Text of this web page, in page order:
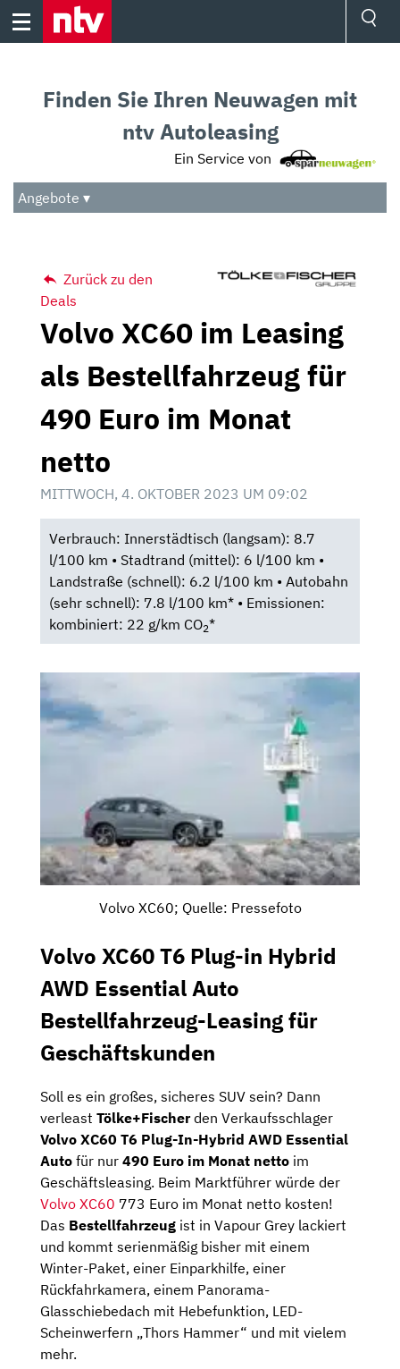
Skip
Audio
Das Beste
Finden Sie Ihren Neuwagen mit
ntv Autoleasing
Ein Service von
Angebote ▾
Zurück zu den
Deals
Volvo XC60 im Leasing
als Bestellfahrzeug für
490 Euro im Monat
netto
MITTWOCH, 4. OKTOBER 2023 UM 09:02
Verbrauch: Innerstädtisch (langsam): 8.7
l/100 km • Stadtrand (mittel): 6 l/100 km •
Landstraße (schnell): 6.2 l/100 km • Autobahn
(sehr schnell): 7.8 l/100 km* • Emissionen:
kombiniert: 22 g/km CO2*
Volvo XC60; Quelle: Pressefoto
Volvo XC60 T6 Plug-in Hybrid
AWD Essential Auto
Bestellfahrzeug-Leasing für
Geschäftskunden
Soll es ein großes, sicheres SUV sein? Dann
verleast Tölke+Fischerden Verkaufsschlager
Volvo XC60 T6 Plug-In-Hybrid AWD Essential
Auto für nur 490 Euro im Monat netto im
Geschäftsleasing. Beim Marktführer würde der
Volvo XC60 773 Euro im Monat netto kosten!
Das Bestellfahrzeug ist in Vapour Grey lackiert
und kommt serienmäßig bisher mit einem
Winter-Paket, einer Einparkhilfe, einer
Rückfahrkamera, einem Panorama-
Glasschiebedach mit Hebefunktion, LED-
Scheinwerfern „Thors Hammer“ und mit vielem
mehr.